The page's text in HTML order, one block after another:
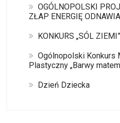
OGÓLNOPOLSKI
ZŁAP ENERGIĘ
KONKURS „SÓL ZIEMI”
Ogólnopolski Konkurs
Plastyczny „Barwy
Dzień Dziecka